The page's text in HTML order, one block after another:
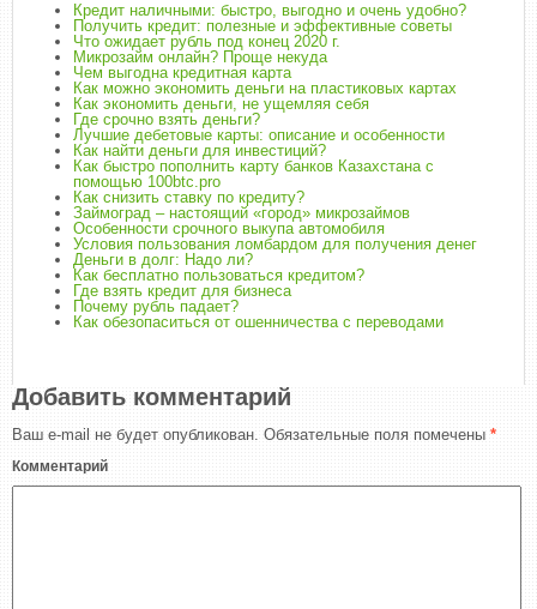
Кредит наличными: быстро, выгодно и очень удобно?
Получить кредит: полезные и эффективные советы
Что ожидает рубль под конец 2020 г.
Микрозайм онлайн? Проще некуда
Чем выгодна кредитная карта
Как можно экономить деньги на пластиковых картах
Как экономить деньги, не ущемляя себя
Где срочно взять деньги?
Лучшие дебетовые карты: описание и особенности
Как найти деньги для инвестиций?
Как быстро пополнить карту банков Казахстана с
помощью 100btc.pro
Как снизить ставку по кредиту?
Займоград – настоящий «город» микрозаймов
Особенности срочного выкупа автомобиля
Условия пользования ломбардом для получения денег
Деньги в долг: Надо ли?
Как бесплатно пользоваться кредитом?
Где взять кредит для бизнеса
Почему рубль падает?
Как обезопаситься от ошенничества с переводами
Добавить комментарий
Ваш e-mail не будет опубликован. Обязательные поля помечены *
Комментарий